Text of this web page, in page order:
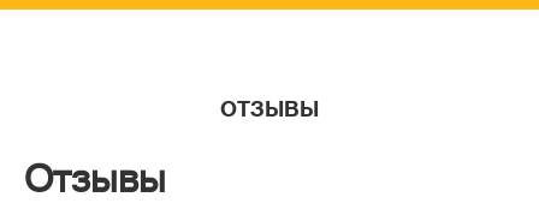
ОТЗЫВЫ
Отзывы